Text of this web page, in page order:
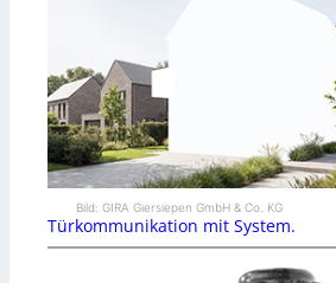
Bild: GIRA Giersiepen GmbH & Co. KG
Türkommunikation mit System.